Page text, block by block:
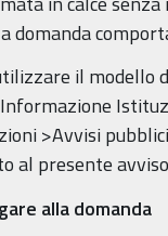
domanda
il modello
>Avvisi
al presente
alla domanda